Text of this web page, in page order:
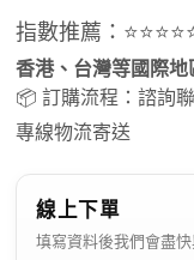
指數推薦：
香港、台灣等國際地
📦 訂購流程：諮詢
專線物流寄送
線上下單
填寫資料後我們會盡